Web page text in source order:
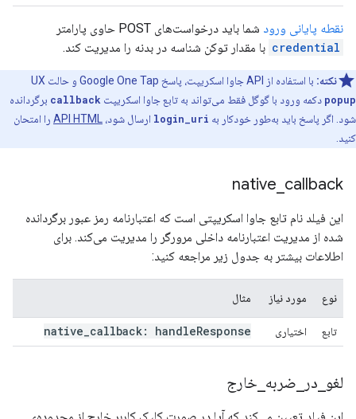
نقطه پایانی ورود شما باید درخواست‌های POST حاوی پارامتر
credential با مقدار توکن شناسه در بدنه را مدیریت کند.
نکته: با استفاده از API جاوا اسکریپت، پاسخ Google One Tap و حالت UX
popup دکمه ورود با گوگل فقط می‌تواند به تابع جاوا اسکریپت callback برگردانده
شود. اگر پاسخ باید به‌طور خودکار به login_uri ارسال شود، API HTML را امتحان
کنید.
native callback
این فیلد نام تابع جاوا اسکریپتی است که اعتبارنامه رمز عبور برگردانده
شده از مدیریت اعتبارنامه داخلی مرورگر را مدیریت می‌کند. برای
اطلاعات بیشتر به جدول زیر مراجعه کنید:
نوع مورد نیاز مثال
تابع اختیاری native callback: handleResponse
لغو در ضربه خارج